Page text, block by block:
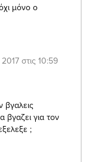
μόνο ο
στις 10:59
βγαλεις
βγαζει για τον
;